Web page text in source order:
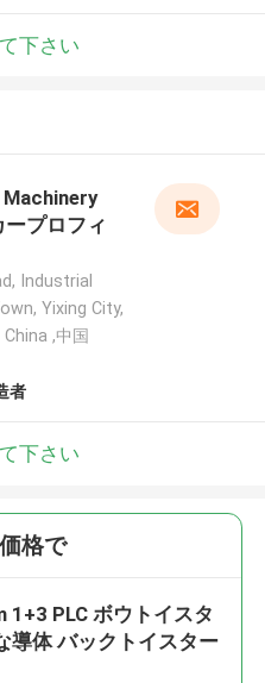
下さい
プロフィ
Industrial
Yixing City,
,中国
者
下さい
格で
1+3 PLC ボウトイスタ
導体 バックトイスター